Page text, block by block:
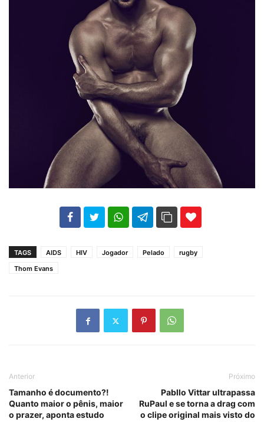
102 35
TAGS AIDS HIV Jogador Pelado
rugby
Thom Evans
Anterior
Tamanho é documento?!
Quanto maior o pênis, maior
o prazer, aponta estudo
Próximo
Pabllo Vittar ultrapassa
RuPaul e se torna a drag com
o clipe original mais visto do